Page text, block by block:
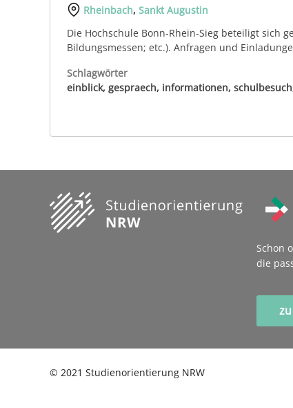
Rheinbach, Sankt Augustin
Die Hochschule Bonn-Rhein-Sieg beteiligt sich
Bildungsmessen; etc.). Anfragen und
Schlagwörter
einblick, gespraech, informationen,
Schon
die
© 2021 Studienorientierung NRW